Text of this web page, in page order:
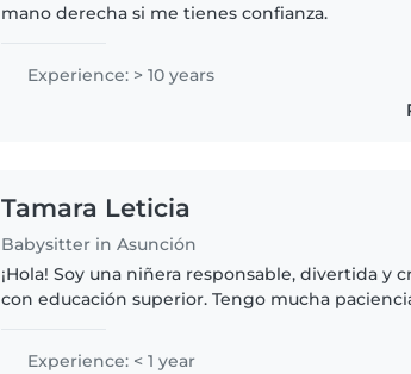
mano derecha si me tienes confianza.
Experience: > 10 years
Tamara Leticia
Babysitter in Asunción
¡Hola! Soy una niñera responsable, divertida y
con educación superior. Tengo mucha
disponible para cuidar..
Experience: < 1 year